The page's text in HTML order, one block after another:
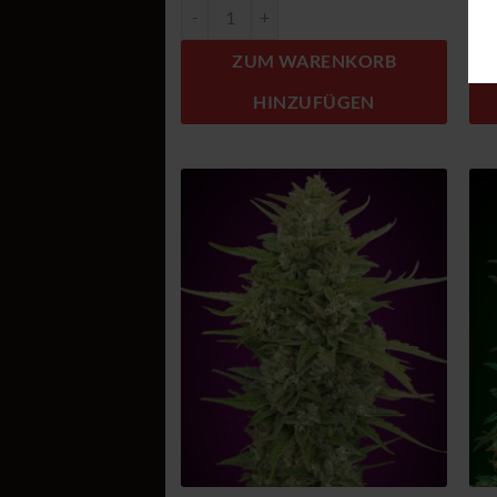
ZUM WARENKORB
HINZUFÜGEN
Zum
Wunschzettel
hinzufügen